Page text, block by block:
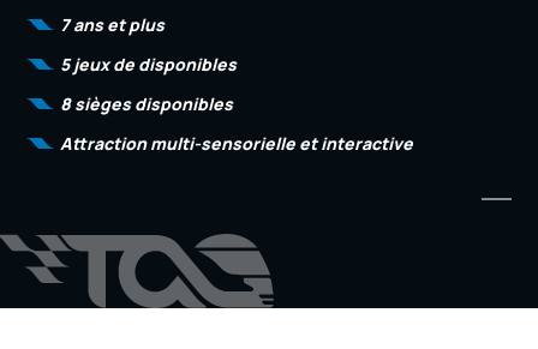
7 ans et plus
5 jeux de disponibles
8 sièges disponibles
Attraction multi-sensorielle et interactive